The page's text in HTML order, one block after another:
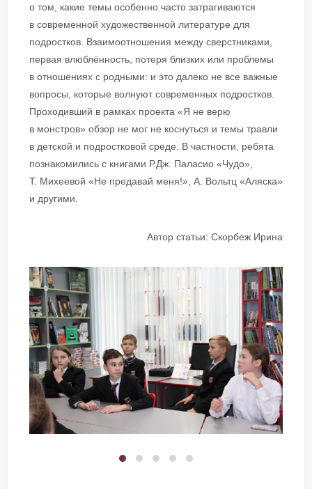
о том, какие темы особенно часто затрагиваются
в современной художественной литературе для
подростков. Взаимоотношения между сверстниками,
первая влюблённость, потеря близких или проблемы
в отношениях с родными: и это далеко не все важные
вопросы, которые волнуют современных подростков.
Проходивший в рамках проекта «Я не верю
в монстров» обзор не мог не коснуться и темы травли
в детской и подростковой среде. В частности, ребята
познакомились с книгами Р.Дж. Паласио «Чудо»,
Т. Михеевой «Не предавай меня!», А. Вольтц «Аляска»
и другими.
Автор статьи: Скорбеж Ирина